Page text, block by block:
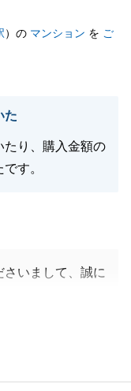
）の マンション を ご
た
たり、購入金額の
す。
いまして、誠に
どよろしくお願